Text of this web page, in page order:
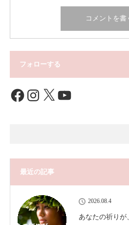
フォローする
FacebookInstagram
X YouTube
最近の記事
2026.08.4
あなたの祈りが